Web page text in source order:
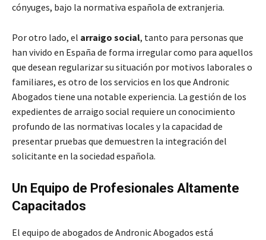
cónyuges, bajo la normativa española de extranjeria.
Por otro lado, el arraigo social, tanto para personas que
han vivido en España de forma irregular como para aquellos
que desean regularizar su situación por motivos laborales o
familiares, es otro de los servicios en los que Andronic
Abogados tiene una notable experiencia. La gestión de los
expedientes de arraigo social requiere un conocimiento
profundo de las normativas locales y la capacidad de
presentar pruebas que demuestren la integración del
solicitante en la sociedad española.
Un Equipo de Profesionales Altamente
Capacitados
El equipo de abogados de Andronic Abogados está